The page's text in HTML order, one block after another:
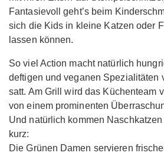
Fantasievoll geht’s beim
sich die Kids in kleine Katzen oder
lassen können.
So viel Action macht natürlich
deftigen und veganen Spezialitäten
satt. Am Grill wird das Küchenteam
von einem prominenten
Und natürlich kommen
kurz:
Die Grünen Damen servieren